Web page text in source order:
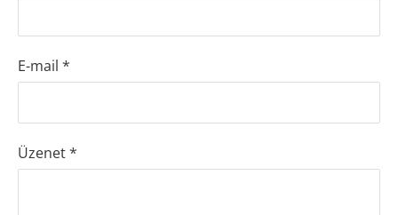
E-mail *
Üzenet*